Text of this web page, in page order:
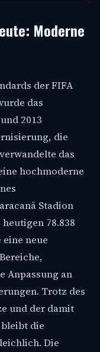
Moderne
der FIFA
das
2013
die
das
hochmoderne
Stadion
78.838
neue
Anpassung an
Trotz des
und der damit
die
Die